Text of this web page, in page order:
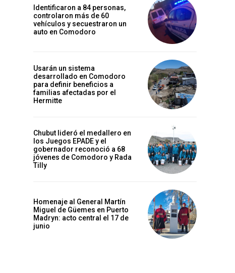
Identificaron a 84 personas,
controlaron más de 60
vehículos y secuestraron un
auto en Comodoro
Usarán un sistema
desarrollado en Comodoro
para definir beneficios a
familias afectadas por el
Hermitte
Chubut lideró el medallero en
los Juegos EPADE y el
gobernador reconoció a 68
jóvenes de Comodoro y Rada
Tilly
Homenaje al General Martín
Miguel de Güemes en Puerto
Madryn: acto central el 17 de
junio